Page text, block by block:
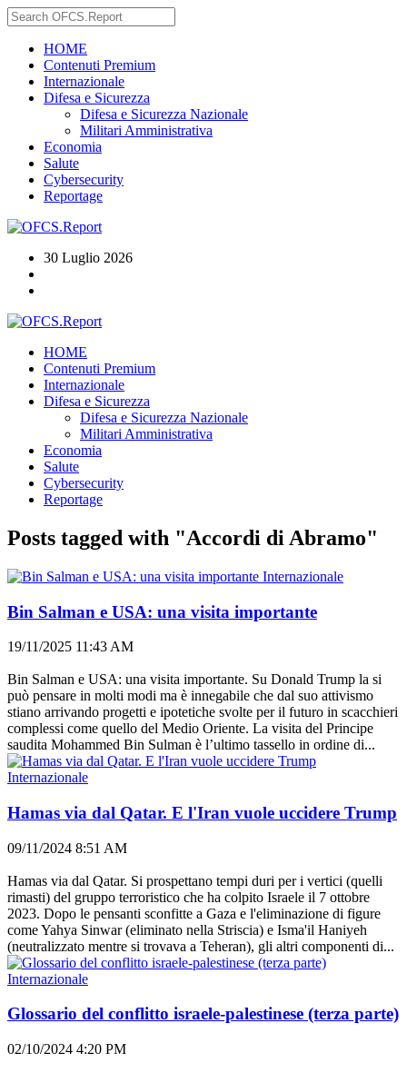
HOME
Contenuti Premium
Internazionale
Difesa e Sicurezza
Difesa e Sicurezza Nazionale
Militari Amministrativa
Economia
Salute
Cybersecurity
Reportage
30 Luglio 2026
HOME
Contenuti Premium
Internazionale
Difesa e Sicurezza
Difesa e Sicurezza Nazionale
Militari Amministrativa
Economia
Salute
Cybersecurity
Reportage
Posts tagged with "Accordi di Abramo"
Internazionale
Bin Salman e USA: una visita importante
19/11/2025 11:43 AM
Bin Salman e USA: una visita importante. Su Donald Trump la si
può pensare in molti modi ma è innegabile che dal suo attivismo
stiano arrivando progetti e ipotetiche svolte per il futuro in scacchieri
complessi come quello del Medio Oriente. La visita del Principe
saudita Mohammed Bin Sulman è l’ultimo tassello in ordine di...
Internazionale
Hamas via dal Qatar. E l'Iran vuole uccidere Trump
09/11/2024 8:51 AM
Hamas via dal Qatar. Si prospettano tempi duri per i vertici (quelli
rimasti) del gruppo terroristico che ha colpito Israele il 7 ottobre
2023. Dopo le pensanti sconfitte a Gaza e l'eliminazione di figure
come Yahya Sinwar (eliminato nella Striscia) e Isma'il Haniyeh
(neutralizzato mentre si trovava a Teheran), gli altri componenti di...
Internazionale
Glossario del conflitto israele-palestinese (terza parte)
02/10/2024 4:20 PM